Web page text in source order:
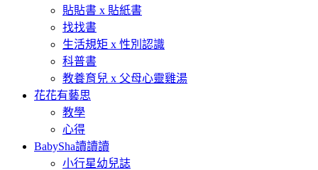
貼貼書 x 貼紙書
找找書
生活規矩 x 性別認識
科普書
教養育兒 x 父母心靈雞湯
花花有藝思
教學
心得
BabySha讀讀讀
小行星幼兒誌